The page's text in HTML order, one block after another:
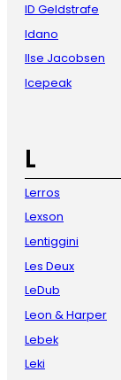
ID Geldstrafe
Idano
Ilse Jacobsen
Icepeak
L
Lerros
Lexson
Lentiggini
Les Deux
LeDub
Leon & Harper
Lebek
Leki